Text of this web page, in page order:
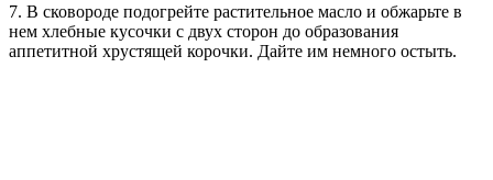
7. В сковороде подогрейте растительное масло и обжарьте в
нем хлебные кусочки с двух сторон до образования
аппетитной хрустящей корочки. Дайте им немного остыть.